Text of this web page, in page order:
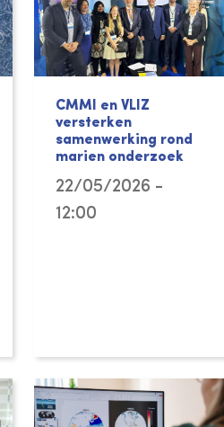
CMMI en VLIZ
versterken
samenwerking rond
marien onderzoek
22/05/2026 -
12:00